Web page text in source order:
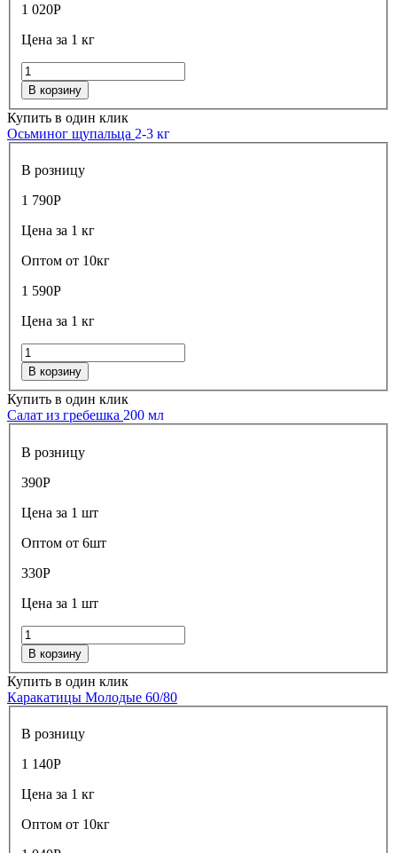
1 020Р
Цена за 1 кг
В корзину
Купить в один клик
Осьминог щупальца 2-3 кг
В розницу
1 790Р
Цена за 1 кг
Оптом от 10кг
1 590Р
Цена за 1 кг
В корзину
Купить в один клик
Салат из гребешка 200 мл
В розницу
390Р
Цена за 1 шт
Оптом от 6шт
330Р
Цена за 1 шт
В корзину
Купить в один клик
Каракатицы Молодые 60/80
В розницу
1 140Р
Цена за 1 кг
Оптом от 10кг